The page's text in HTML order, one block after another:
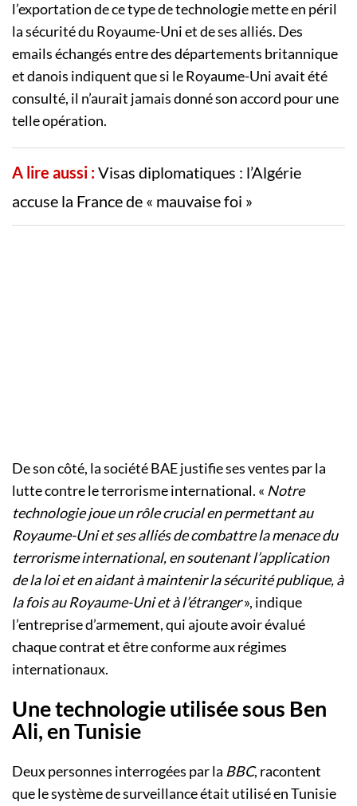
l’exportation de ce type de technologie mette en péril
la sécurité du Royaume-Uni et de ses alliés. Des
emails échangés entre des départements britannique
et danois indiquent que si le Royaume-Uni avait été
consulté, il n’aurait jamais donné son accord pour une
telle opération.
A lire aussi :Visas diplomatiques : l’Algérie
accuse la France de « mauvaise foi »
De son côté, la société BAE justifie ses ventes par la
lutte contre le terrorisme international. « Notre
technologie joue un rôle crucial en permettant au
Royaume-Uni et ses alliés de combattre la menace du
terrorisme international, en soutenant l’application
de la loi et en aidant à maintenir la sécurité publique, à
la fois au Royaume-Uni et à l’étranger», indique
l’entreprise d’armement, qui ajoute avoir évalué
chaque contrat et être conforme aux régimes
internationaux.
Une technologie utilisée sous Ben
Ali, en Tunisie
Deux personnes interrogées par la BBC, racontent
que le système de surveillance était utilisé en Tunisie